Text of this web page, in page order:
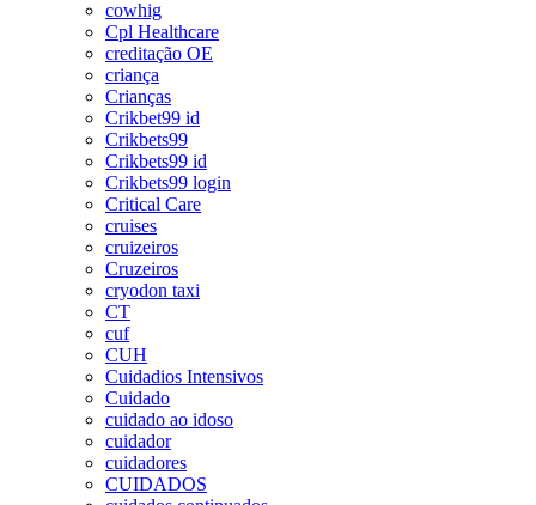
cowhig
Cpl Healthcare
creditação OE
criança
Crianças
Crikbet99 id
Crikbets99
Crikbets99 id
Crikbets99 login
Critical Care
cruises
cruizeiros
Cruzeiros
cryodon taxi
CT
cuf
CUH
Cuidadios Intensivos
Cuidado
cuidado ao idoso
cuidador
cuidadores
CUIDADOS